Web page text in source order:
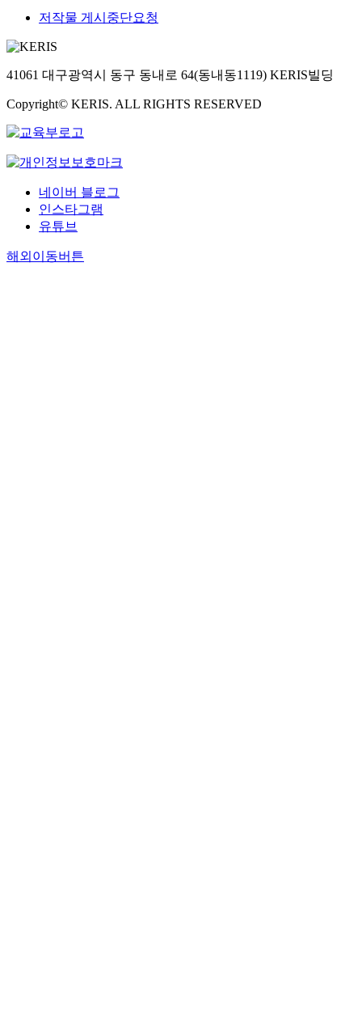
저작물 게시중단요청
41061 대구광역시 동구 동내로 64(동내동1119) KERIS빌딩
Copyright© KERIS. ALL RIGHTS RESERVED
네이버 블로그
인스타그램
유튜브
해외이동버튼